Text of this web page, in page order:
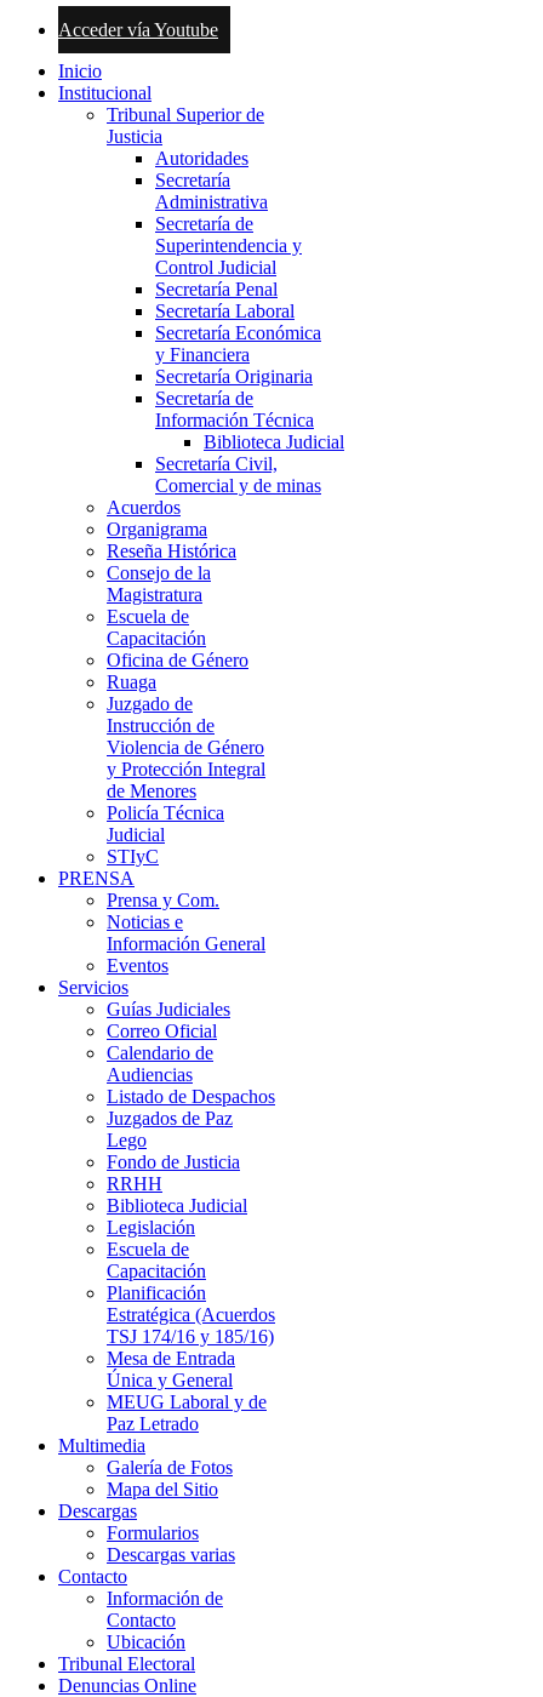
Acceder vía Youtube
Inicio
Institucional
Tribunal Superior de
Justicia
Autoridades
Secretaría
Administrativa
Secretaría de
Superintendencia y
Control Judicial
Secretaría Penal
Secretaría Laboral
Secretaría Económica
y Financiera
Secretaría Originaria
Secretaría de
Información Técnica
Biblioteca Judicial
Secretaría Civil,
Comercial y de minas
Acuerdos
Organigrama
Reseña Histórica
Consejo de la
Magistratura
Escuela de
Capacitación
Oficina de Género
Ruaga
Juzgado de
Instrucción de
Violencia de Género
y Protección Integral
de Menores
Policía Técnica
Judicial
STIyC
PRENSA
Prensa y Com.
Noticias e
Información General
Eventos
Servicios
Guías Judiciales
Correo Oficial
Calendario de
Audiencias
Listado de Despachos
Juzgados de Paz
Lego
Fondo de Justicia
RRHH
Biblioteca Judicial
Legislación
Escuela de
Capacitación
Planificación
Estratégica (Acuerdos
TSJ 174/16 y 185/16)
Mesa de Entrada
Única y General
MEUG Laboral y de
Paz Letrado
Multimedia
Galería de Fotos
Mapa del Sitio
Descargas
Formularios
Descargas varias
Contacto
Información de
Contacto
Ubicación
Tribunal Electoral
Denuncias Online